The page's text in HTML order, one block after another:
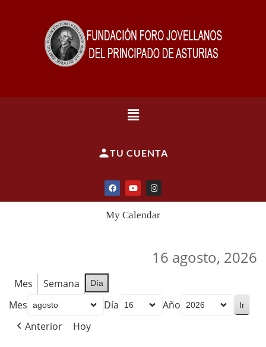
TU CUENTA
My Calendar
16 agosto, 2026
Mes Semana Día
Mes Día
Año
Anterior
Hoy